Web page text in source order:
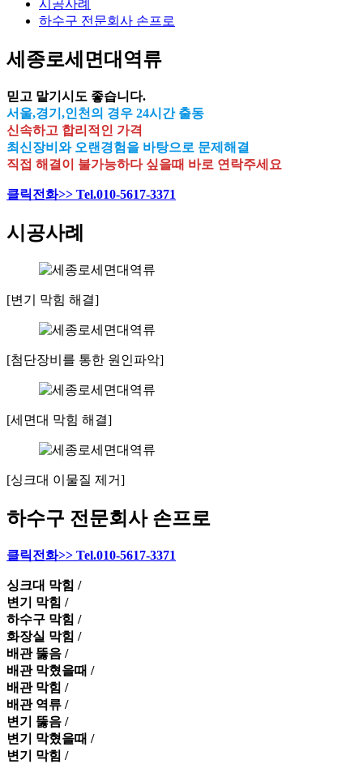
시공사례
하수구 전문회사 손프로
세종로세면대역류
믿고 맡기시도 좋습니다.
서울,경기,인천의 경우 24시간 출동
신속하고 합리적인 가격
최신장비와 오랜경험을 바탕으로 문제해결
직접 해결이 불가능하다 싶을때 바로 연락주세요
클릭전화>> Tel.010-5617-3371
시공사례
[변기 막힘 해결]
[첨단장비를 통한 원인파악]
[세면대 막힘 해결]
[싱크대 이물질 제거]
하수구 전문회사 손프로
클릭전화>> Tel.010-5617-3371
싱크대 막힘 /
변기 막힘 /
하수구 막힘 /
화장실 막힘 /
배관 뚫음 /
배관 막혔을때 /
배관 막힘 /
배관 역류 /
변기 뚫음 /
변기 막혔을때 /
변기 막힘 /